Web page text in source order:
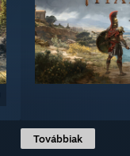
Továbbiak